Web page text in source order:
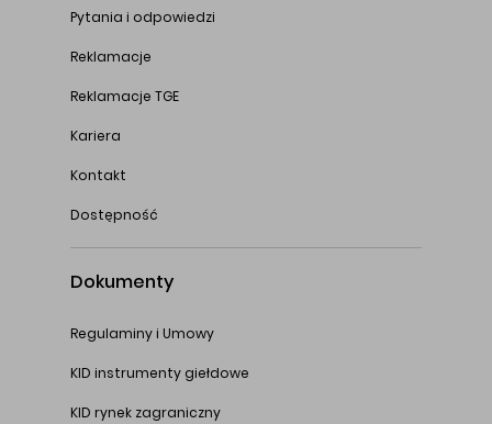
Pytania i odpowiedzi
Reklamacje
Reklamacje TGE
Kariera
Kontakt
Dostępność
Dokumenty
Regulaminy i Umowy
KID instrumenty giełdowe
KID rynek zagraniczny